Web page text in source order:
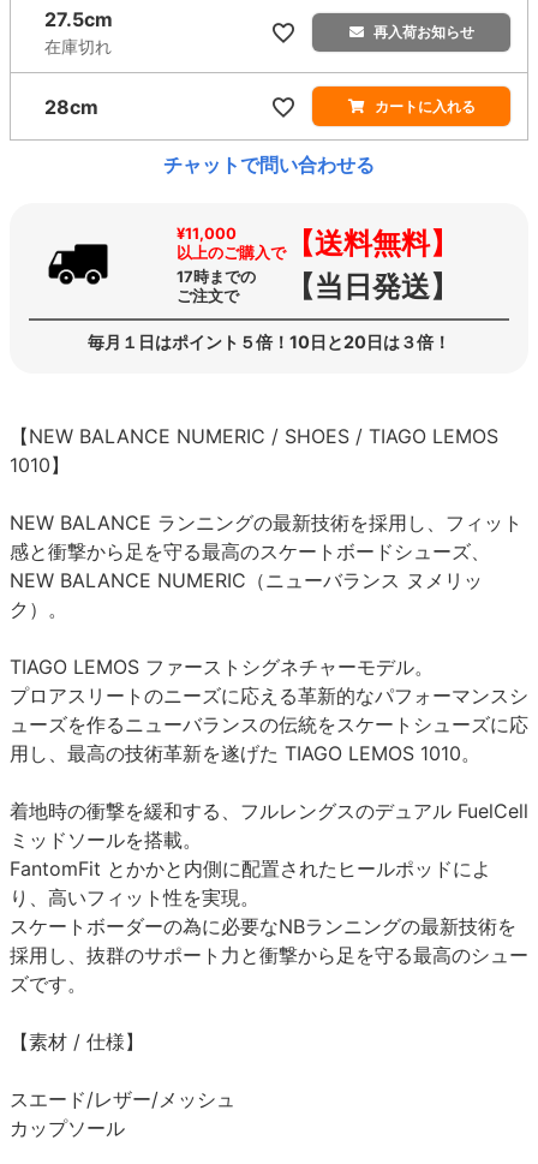
27.5cm
在庫切れ
再入荷お知らせ
28cm カートに入れる
チャットで問い合わせる
¥11,000
以上のご購入で【送料無料】
17時までの
ご注文で
【当日発送】
毎月１日はポイント５倍！10日と20日は３倍！
【NEW BALANCE NUMERIC / SHOES / TIAGO LEMOS
1010】
NEW BALANCE ランニングの最新技術を採用し、フィット
感と衝撃から足を守る最高のスケートボードシューズ、
NEW BALANCE NUMERIC（ニューバランス ヌメリッ
ク）。
TIAGO LEMOS ファーストシグネチャーモデル。
プロアスリートのニーズに応える革新的なパフォーマンスシ
ューズを作るニューバランスの伝統をスケートシューズに応
用し、最高の技術革新を遂げた TIAGO LEMOS 1010。
着地時の衝撃を緩和する、フルレングスのデュアル FuelCell
ミッドソールを搭載。
FantomFit とかかと内側に配置されたヒールポッドによ
り、高いフィット性を実現。
スケートボーダーの為に必要なNBランニングの最新技術を
採用し、抜群のサポート力と衝撃から足を守る最高のシュー
ズです。
【素材 / 仕様】
スエード/レザー/メッシュ
カップソール